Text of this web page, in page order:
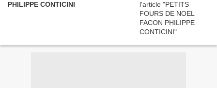
PHILIPPE CONTICINI